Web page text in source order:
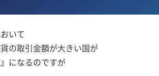
いて
の取引金額が大きい国が
になるのですが